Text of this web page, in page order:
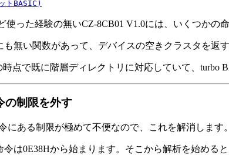
トBASIC)
使った経験の無いCZ-8CB01 V1.0には、いくつかの
も無い関数があって、デバイスの空きクラスタを
点で既に階層ディレクトリに対応していて、turbo
の制限を外す
にある制限が極めて不便なので、これを解消します。
は0E38Hから始まります。そこから解析を始める